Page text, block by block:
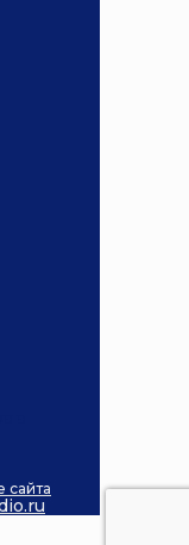
сайта